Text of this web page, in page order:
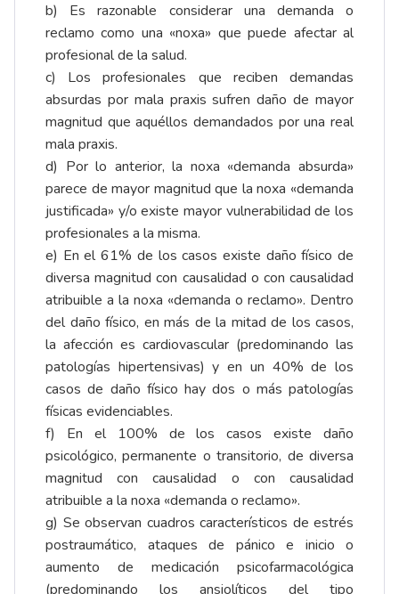
b) Es razonable considerar una demanda o
reclamo como una «noxa» que puede afectar al
profesional de la salud.
c) Los profesionales que reciben demandas
absurdas por mala praxis sufren daño de mayor
magnitud que aquéllos demandados por una real
mala praxis.
d) Por lo anterior, la noxa «demanda absurda»
parece de mayor magnitud que la noxa «demanda
justificada» y/o existe mayor vulnerabilidad de los
profesionales a la misma.
e) En el 61% de los casos existe daño físico de
diversa magnitud con causalidad o con causalidad
atribuible a la noxa «demanda o reclamo». Dentro
del daño físico, en más de la mitad de los casos,
la afección es cardiovascular (predominando las
patologías hipertensivas) y en un 40% de los
casos de daño físico hay dos o más patologías
físicas evidenciables.
f) En el 100% de los casos existe daño
psicológico, permanente o transitorio, de diversa
magnitud con causalidad o con causalidad
atribuible a la noxa «demanda o reclamo».
g) Se observan cuadros característicos de estrés
postraumático, ataques de pánico e inicio o
aumento de medicación psicofarmacológica
(predominando los ansiolíticos del tipo